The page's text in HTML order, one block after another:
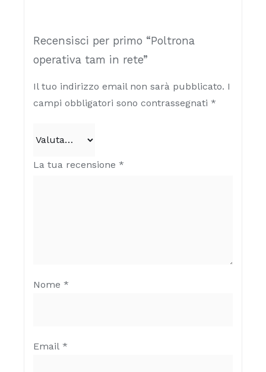
Recensisci per primo “Poltrona
operativa tam in rete”
Il tuo indirizzo email non sarà pubblicato. I
campi obbligatori sono contrassegnati *
La tua recensione *
Nome *
Email *